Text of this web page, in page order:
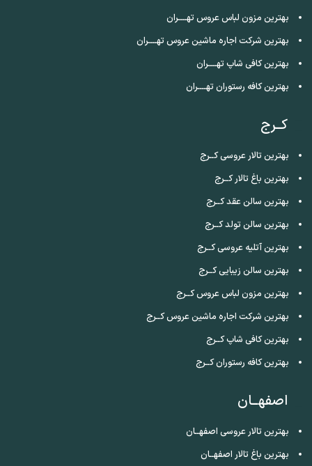
بهترین مزون لباس عروس تهــــران
بهترین شرکت اجاره ماشین عروس تهــــران
بهترین کافی شاپ تهــــران
بهترین کافه رستوران تهــــران
کــرج
بهترین تالار عروسی کــرج
بهترین باغ تالار کــرج
بهترین سالن عقد کــرج
بهترین سالن تولد کــرج
بهترین آتلیه عروسی کــرج
بهترین سالن زیبایی کــرج
بهترین مزون لباس عروس کــرج
بهترین شرکت اجاره ماشین عروس کــرج
بهترین کافی شاپ کــرج
بهترین کافه رستوران کــرج
اصفهــان
بهترین تالار عروسی اصفهــان
بهترین باغ تالار اصفهــان